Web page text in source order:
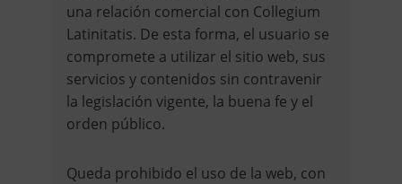
una relación comercial con Collegium
Latinitatis. De esta forma, el usuario se
compromete a utilizar el sitio web, sus
servicios y contenidos sin contravenir
la legislación vigente, la buena fe y el
orden público.
Queda prohibido el uso de la web, con